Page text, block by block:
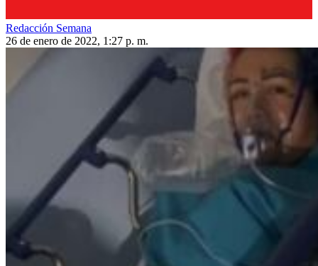
Redacción Semana
26 de enero de 2022, 1:27 p. m.